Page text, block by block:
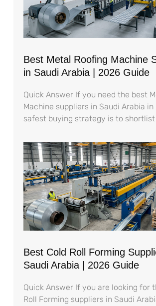
Best Metal Roofing Machine
in Saudi Arabia | 2026 Guide
Quick Answer If you need the best
Machine suppliers in Saudi Arabia in
safest buying strategy is to
Best Cold Roll Forming
Saudi Arabia | 2026 Guide
Quick Answer If you are looking for
Roll Forming suppliers in Saudi